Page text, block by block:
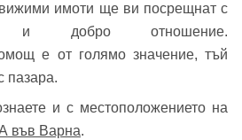
Вход с Facebook
имоти ще ви посрещнат с
и добро отношение.
е от голямо значение, тъй
пазара.
и с местоположението на
във Варна.